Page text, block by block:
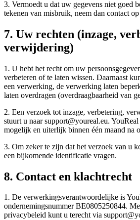
3. Vermoedt u dat uw gegevens niet goed
tekenen van misbruik, neem dan contact
7. Uw rechten (inzage,
verwijdering)
1. U hebt het recht om uw
verbeteren of te laten wissen. Daarnaast
een verwerking, de verwerking laten
laten overdragen (overdraagbaarheid van
2. Een verzoek tot inzage, verbetering,
stuurt u naar support@youreal.eu.
mogelijk en uiterlijk binnen één maand na
3. Om zeker te zijn dat het verzoek van u
een bijkomende identificatie vragen.
8. Contact en klachtrecht
1. De verwerkingsverantwoordelijke is
ondernemingsnummer BE0805250844.
privacybeleid kunt u terecht via